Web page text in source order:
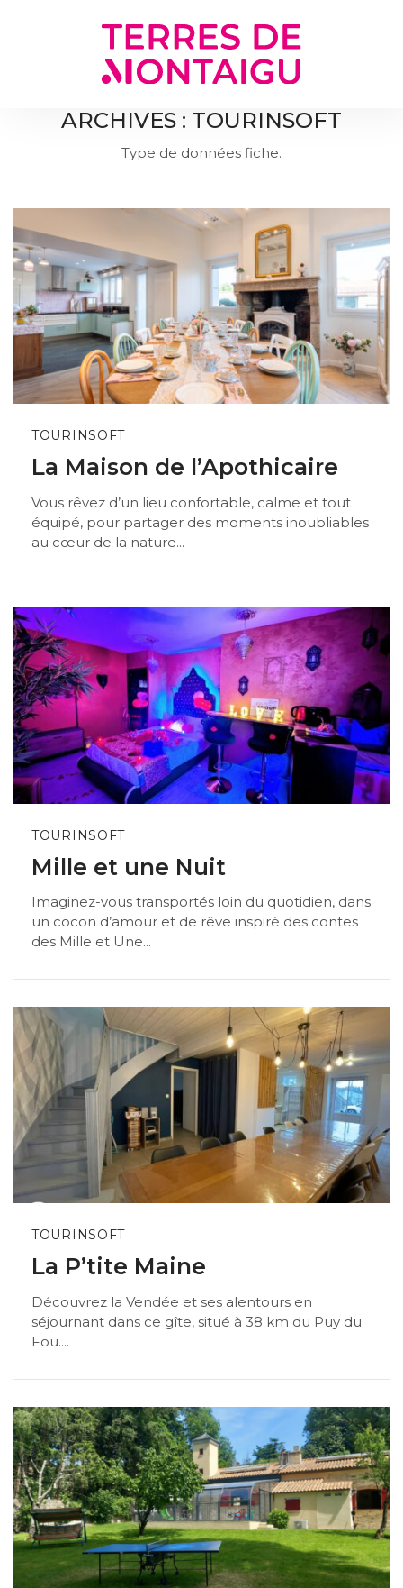
ARCHIVES : TOURINSOFT
Type de données fiche.
TOURINSOFT
La Maison de l’Apothicaire
Vous rêvez d’un lieu confortable, calme et tout
équipé, pour partager des moments inoubliables
au cœur de la nature...
TOURINSOFT
Mille et une Nuit
Imaginez-vous transportés loin du quotidien, dans
un cocon d’amour et de rêve inspiré des contes
des Mille et Une...
TOURINSOFT
La P’tite Maine
Découvrez la Vendée et ses alentours en
séjournant dans ce gîte, situé à 38 km du Puy du
Fou....